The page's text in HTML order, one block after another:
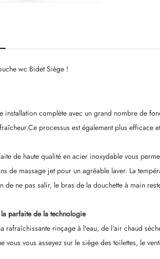
wc Bidet Siège !
installation complète avec un grand nombre de
processus est également plus efficace
de haute qualité en acier inoxydable vous
de massage jet pour un agréable laver. La
de ne pas salir, le bras de la douchette à main
parfaite de la technologie
rafraîchissante rinçage à l'eau, de l'air chaud
vous vous asseyez sur le siège des toilettes, le